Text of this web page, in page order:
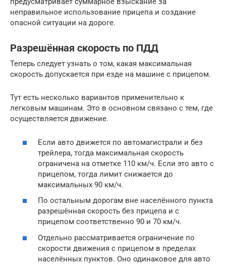
неправильное использование прицепа и создание
опасной ситуации на дороге.
Разрешённая скорость по ПДД
Теперь следует узнать о том, какая максимальная
скорость допускается при езде на машине с прицепом.
Тут есть несколько вариантов применительно к
легковым машинам. Это в основном связано с тем, где
осуществляется движение.
Если авто движется по автомагистрали и без
трейлера, тогда максимальная скорость
ограничена на отметке 110 км/ч. Если это авто с
прицепом, тогда лимит снижается до
максимальных 90 км/ч.
По остальным дорогам вне населённого пункта
разрешённая скорость без прицепа и с
прицепом соответственно 90 и 70 км/ч.
Отдельно рассматривается ограничение по
скорости движения с прицепом в пределах
населённых пунктов. Оно одинаковое для авто